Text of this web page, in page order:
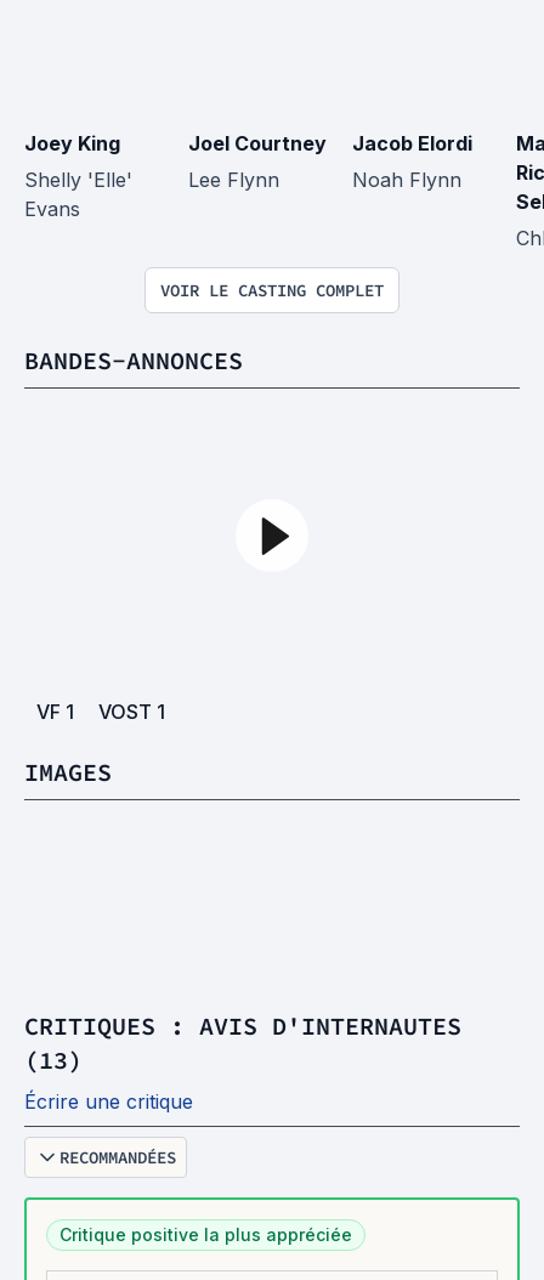
Joey King
Shelly 'Elle'
Evans
Joel Courtney
Lee Flynn
Jacob Elordi
Noah Flynn
VOIR LE CASTING COMPLET
BANDES-ANNONCES
VF 1 VOST 1
IMAGES
CRITIQUES : AVIS D'INTERNAUTES
(13)
Écrire une critique
RECOMMANDÉES
Critique positive la plus appréciée